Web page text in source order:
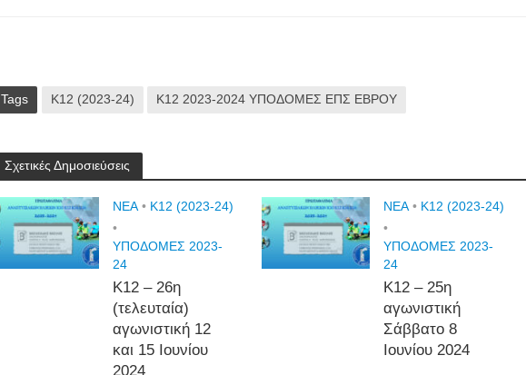
Tags Κ12 (2023-24) Κ12 2023-2024 ΥΠΟΔΟΜΕΣ ΕΠΣ ΕΒΡΟΥ
Σχετικές Δημοσιεύσεις
NEA • Κ12 (2023-24)
•
ΥΠΟΔΟΜΕΣ 2023-
24
Κ12 – 26η
(τελευταία)
αγωνιστική 12
και 15 Ιουνίου
2024
NEA • Κ12 (2023-24)
•
ΥΠΟΔΟΜΕΣ 2023-
24
Κ12 – 25η
αγωνιστική
Σάββατο 8
Ιουνίου 2024